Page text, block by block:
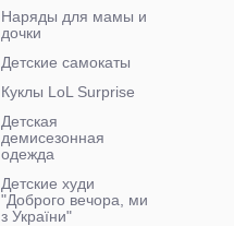
Наряды для мамы и
дочки
Детские самокаты
Куклы LoL Surprise
Детская
демисезонная
одежда
Детские худи
"Доброго вечора, ми
з України"